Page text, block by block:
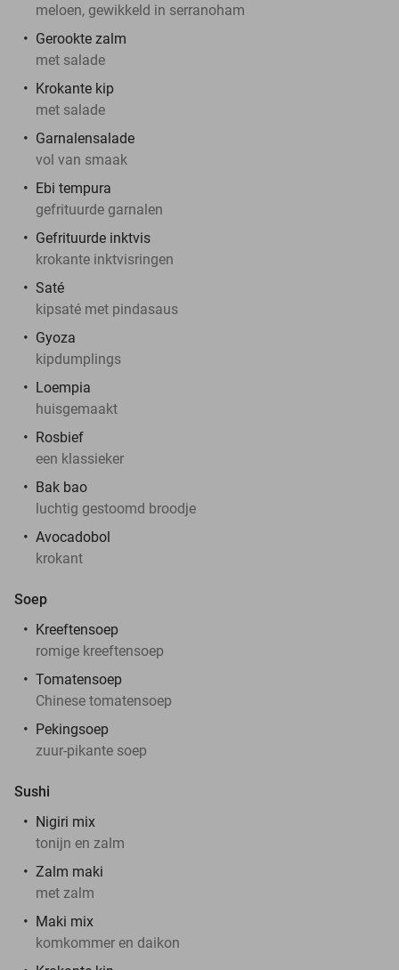
meloen, gewikkeld in serranoham
Gerookte zalm
met salade
Krokante kip
met salade
Garnalensalade
vol van smaak
Ebi tempura
gefrituurde garnalen
Gefrituurde inktvis
krokante inktvisringen
Saté
kipsaté met pindasaus
Gyoza
kipdumplings
Loempia
huisgemaakt
Rosbief
een klassieker
Bak bao
luchtig gestoomd broodje
Avocadobol
krokant
Soep
Kreeftensoep
romige kreeftensoep
Tomatensoep
Chinese tomatensoep
Pekingsoep
zuur-pikante soep
Sushi
Nigiri mix
tonijn en zalm
Zalm maki
met zalm
Maki mix
komkommer en daikon